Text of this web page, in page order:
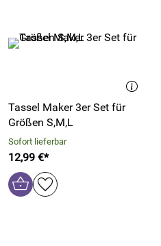
Tassel Maker 3er Set für
Größen S,M,L
Sofort lieferbar
12,99 €*